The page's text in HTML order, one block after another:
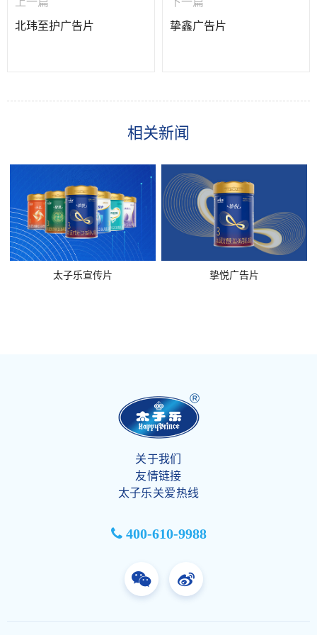
北玮至护广告片
挚鑫广告片
相关新闻
太子乐宣传片 挚悦广告片
关于我们
友情链接
太子乐关爱热线
400-610-9988